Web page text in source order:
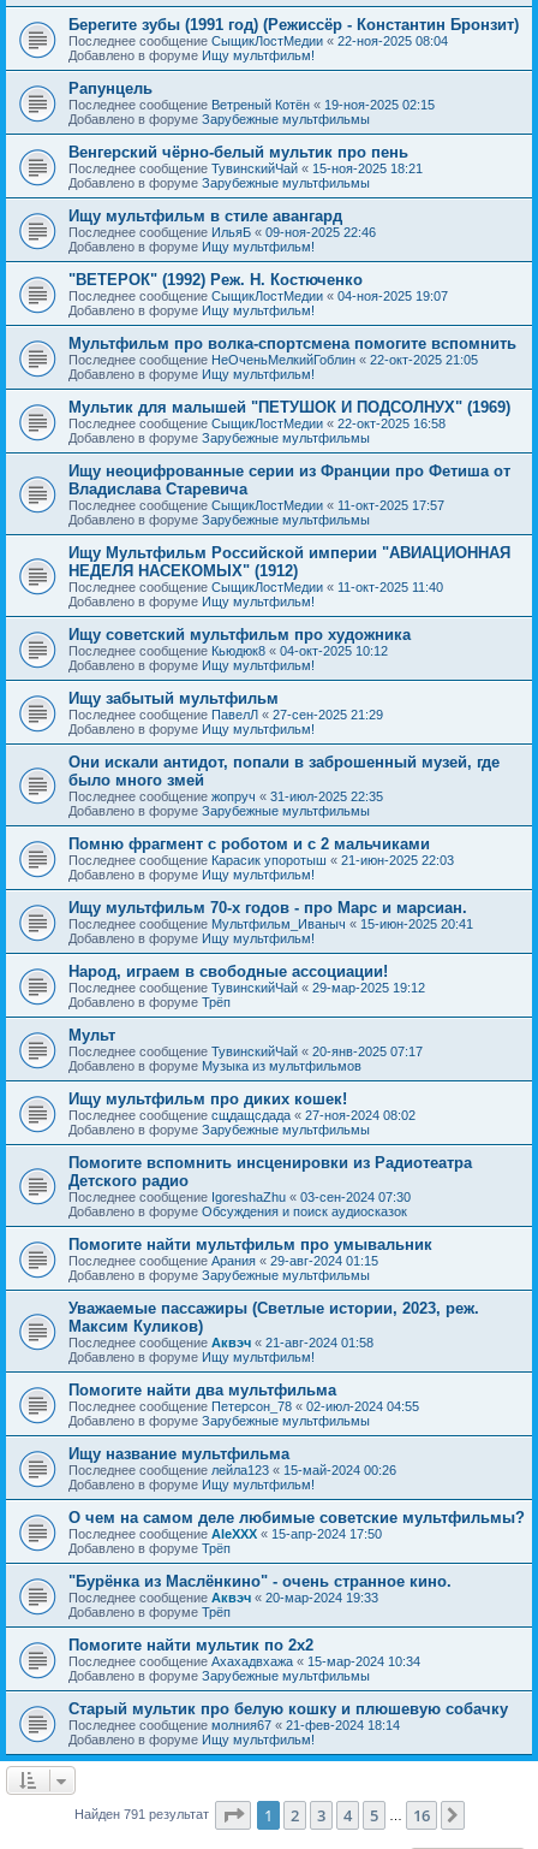
Берегите зубы (1991 год) (Режиссёр - Константин Бронзит)
Последнее сообщение СыщикЛостМедии « 22-ноя-2025 08:04
Добавлено в форуме Ищу мультфильм!
Рапунцель
Последнее сообщение Ветреный Котён « 19-ноя-2025 02:15
Добавлено в форуме Зарубежные мультфильмы
Венгерский чёрно-белый мультик про пень
Последнее сообщение ТувинскийЧай « 15-ноя-2025 18:21
Добавлено в форуме Зарубежные мультфильмы
Ищу мультфильм в стиле авангард
Последнее сообщение ИльяБ « 09-ноя-2025 22:46
Добавлено в форуме Ищу мультфильм!
"ВЕТЕРОК" (1992) Реж. Н. Костюченко
Последнее сообщение СыщикЛостМедии « 04-ноя-2025 19:07
Добавлено в форуме Ищу мультфильм!
Мультфильм про волка-спортсмена помогите вспомнить
Последнее сообщение НеОченьМелкийГоблин « 22-окт-2025 21:05
Добавлено в форуме Ищу мультфильм!
Мультик для малышей "ПЕТУШОК И ПОДСОЛНУХ" (1969)
Последнее сообщение СыщикЛостМедии « 22-окт-2025 16:58
Добавлено в форуме Зарубежные мультфильмы
Ищу неоцифрованные серии из Франции про Фетиша от
Владислава Старевича
Последнее сообщение СыщикЛостМедии « 11-окт-2025 17:57
Добавлено в форуме Зарубежные мультфильмы
Ищу Мультфильм Российской империи "АВИАЦИОННАЯ
НЕДЕЛЯ НАСЕКОМЫХ" (1912)
Последнее сообщение СыщикЛостМедии « 11-окт-2025 11:40
Добавлено в форуме Ищу мультфильм!
Ищу советский мультфильм про художника
Последнее сообщение Кьюдюк8 « 04-окт-2025 10:12
Добавлено в форуме Ищу мультфильм!
Ищу забытый мультфильм
Последнее сообщение ПавелЛ « 27-сен-2025 21:29
Добавлено в форуме Ищу мультфильм!
Они искали антидот, попали в заброшенный музей, где
было много змей
Последнее сообщение жопруч « 31-июл-2025 22:35
Добавлено в форуме Зарубежные мультфильмы
Помню фрагмент с роботом и с 2 мальчиками
Последнее сообщение Карасик упоротыш « 21-июн-2025 22:03
Добавлено в форуме Ищу мультфильм!
Ищу мультфильм 70-х годов - про Марс и марсиан.
Последнее сообщение Мультфильм_Иваныч « 15-июн-2025 20:41
Добавлено в форуме Ищу мультфильм!
Народ, играем в свободные ассоциации!
Последнее сообщение ТувинскийЧай « 29-мар-2025 19:12
Добавлено в форуме Трёп
Мульт
Последнее сообщение ТувинскийЧай « 20-янв-2025 07:17
Добавлено в форуме Музыка из мультфильмов
Ищу мультфильм про диких кошек!
Последнее сообщение сщдащсдада « 27-ноя-2024 08:02
Добавлено в форуме Зарубежные мультфильмы
Помогите вспомнить инсценировки из Радиотеатра
Детского радио
Последнее сообщение IgoreshaZhu « 03-сен-2024 07:30
Добавлено в форуме Обсуждения и поиск аудиосказок
Помогите найти мультфильм про умывальник
Последнее сообщение Арания « 29-авг-2024 01:15
Добавлено в форуме Зарубежные мультфильмы
Уважаемые пассажиры (Светлые истории, 2023, реж.
Максим Куликов)
Последнее сообщение Аквэч « 21-авг-2024 01:58
Добавлено в форуме Ищу мультфильм!
Помогите найти два мультфильма
Последнее сообщение Петерсон_78 « 02-июл-2024 04:55
Добавлено в форуме Зарубежные мультфильмы
Ищу название мультфильма
Последнее сообщение лейла123 « 15-май-2024 00:26
Добавлено в форуме Ищу мультфильм!
О чем на самом деле любимые советские мультфильмы?
Последнее сообщение AleXXX « 15-апр-2024 17:50
Добавлено в форуме Трёп
"Бурёнка из Маслёнкино" - очень странное кино.
Последнее сообщение Аквэч « 20-мар-2024 19:33
Добавлено в форуме Трёп
Помогите найти мультик по 2х2
Последнее сообщение Ахахадвхажа « 15-мар-2024 10:34
Добавлено в форуме Зарубежные мультфильмы
Старый мультик про белую кошку и плюшевую собачку
Последнее сообщение молния67 « 21-фев-2024 18:14
Добавлено в форуме Ищу мультфильм!
Найден 791 результат Страница из 16
1 2 3 4 5 16